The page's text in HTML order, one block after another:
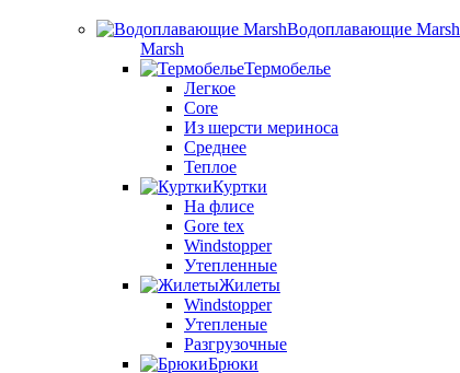
Водоплавающие Marsh
Marsh
Термобелье
Легкое
Core
Из шерсти мериноса
Среднее
Теплое
Куртки
На флисе
Gore tex
Windstopper
Утепленные
Жилеты
Windstopper
Утепленые
Разгрузочные
Брюки